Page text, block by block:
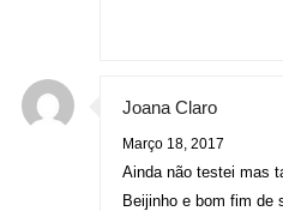
Joana Claro
Março 18, 2017
Ainda não testei mas
Beijinho e bom fim de